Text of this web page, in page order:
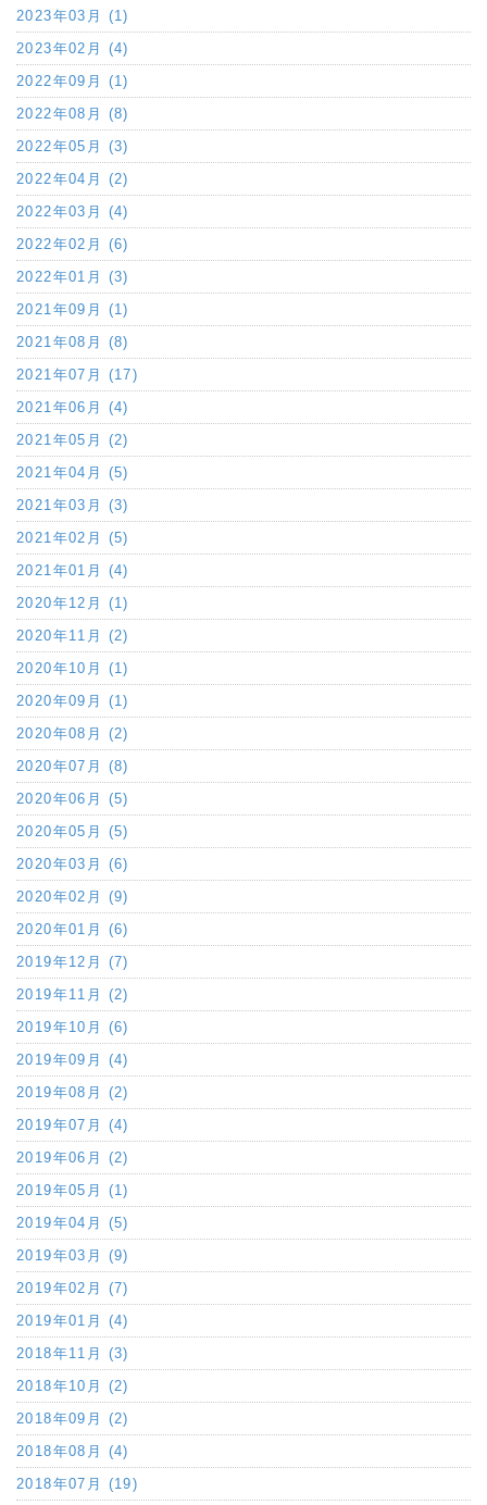
2023年03月 (1)
2023年02月 (4)
2022年09月 (1)
2022年08月 (8)
2022年05月 (3)
2022年04月 (2)
2022年03月 (4)
2022年02月 (6)
2022年01月 (3)
2021年09月 (1)
2021年08月 (8)
2021年07月 (17)
2021年06月 (4)
2021年05月 (2)
2021年04月 (5)
2021年03月 (3)
2021年02月 (5)
2021年01月 (4)
2020年12月 (1)
2020年11月 (2)
2020年10月 (1)
2020年09月 (1)
2020年08月 (2)
2020年07月 (8)
2020年06月 (5)
2020年05月 (5)
2020年03月 (6)
2020年02月 (9)
2020年01月 (6)
2019年12月 (7)
2019年11月 (2)
2019年10月 (6)
2019年09月 (4)
2019年08月 (2)
2019年07月 (4)
2019年06月 (2)
2019年05月 (1)
2019年04月 (5)
2019年03月 (9)
2019年02月 (7)
2019年01月 (4)
2018年11月 (3)
2018年10月 (2)
2018年09月 (2)
2018年08月 (4)
2018年07月 (19)